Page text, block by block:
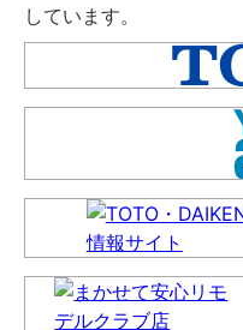
しています。